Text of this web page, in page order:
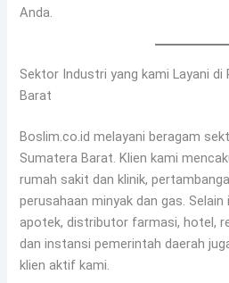
Anda.
Sektor Industri yang kami Layani di
Barat
Boslim.co.id melayani beragam
Sumatera Barat. Klien kami
rumah sakit dan klinik,
perusahaan minyak dan gas.
apotek, distributor farmasi, hotel,
dan instansi pemerintah daerah
klien aktif kami.